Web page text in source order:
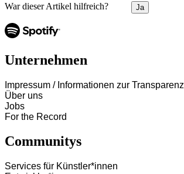
War dieser Artikel hilfreich? Ja
Unternehmen
Impressum / Informationen zur Transparenz
Über uns
Jobs
For the Record
Communitys
Services für Künstler*innen